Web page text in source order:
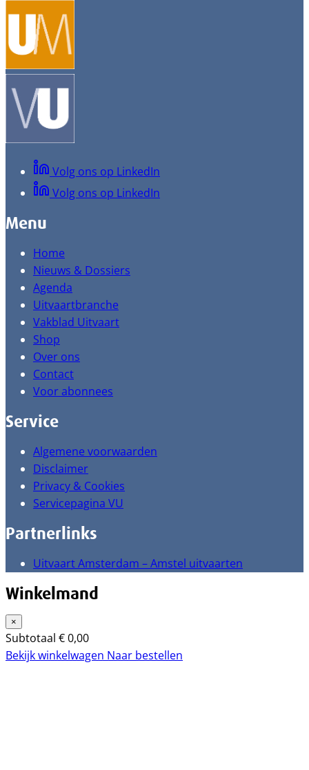
Volg ons op LinkedIn
Volg ons op LinkedIn
Menu
Home
Nieuws & Dossiers
Agenda
Uitvaartbranche
Vakblad Uitvaart
Shop
Over ons
Contact
Voor abonnees
Service
Algemene voorwaarden
Disclaimer
Privacy & Cookies
Servicepagina VU
Partnerlinks
Uitvaart Amsterdam – Amstel uitvaarten
Winkelmand
×
Subtotaal €0,00
Bekijk winkelwagen Naar bestellen